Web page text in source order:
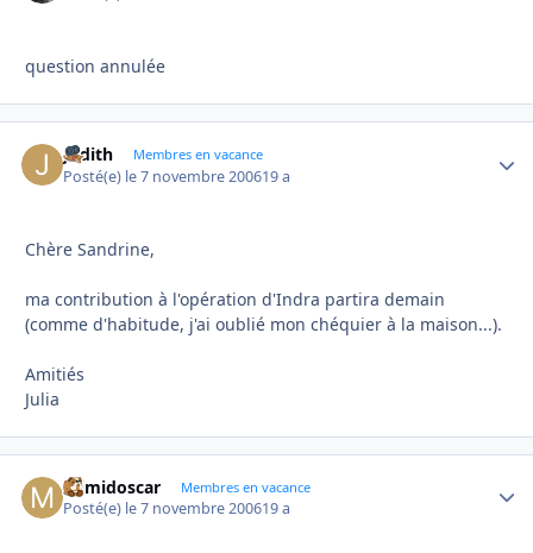
question annulée
Judith Membres en vacance
Posté(e) le 7 novembre 200619 a
Chère Sandrine,
ma contribution à l'opération d'Indra partira demain
(comme d'habitude, j'ai oublié mon chéquier à la maison...).
Amitiés
Julia
mimidoscar Membres en vacance
Posté(e) le 7 novembre 200619 a